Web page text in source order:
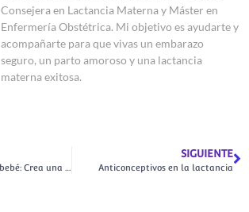
Consejera en Lactancia Materna y Máster en
Enfermería Obstétrica. Mi objetivo es ayudarte y
acompañarte para que vivas un embarazo
seguro, un parto amoroso y una lactancia
materna exitosa.
Rutina del sueño del bebé: Crea una rutina respetuosa y efectiva
SIGUIENTE
Anticonceptivos en la lactancia